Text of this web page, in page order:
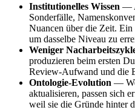
Institutionelles Wissen —
Sonderfälle,
Nuancen über die Zeit.
um dasselbe Niveau zu
Weniger
produzieren beim ersten
Review-Aufwand und die
Ontologie-Evolution —
aktualisieren, passen sich
weil sie die Gründe hinter